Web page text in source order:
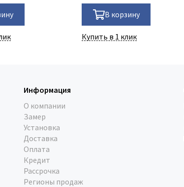
В корзину
Купить в 1 клик
Информация
О компании
Замер
Установка
Доставка
Оплата
Кредит
Рассрочка
Регионы продаж